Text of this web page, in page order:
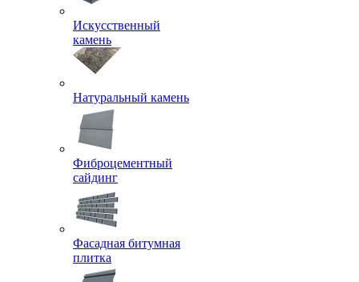
Искусственный
камень
Натуральный камень
Фиброцементный
сайдинг
Фасадная битумная
плитка